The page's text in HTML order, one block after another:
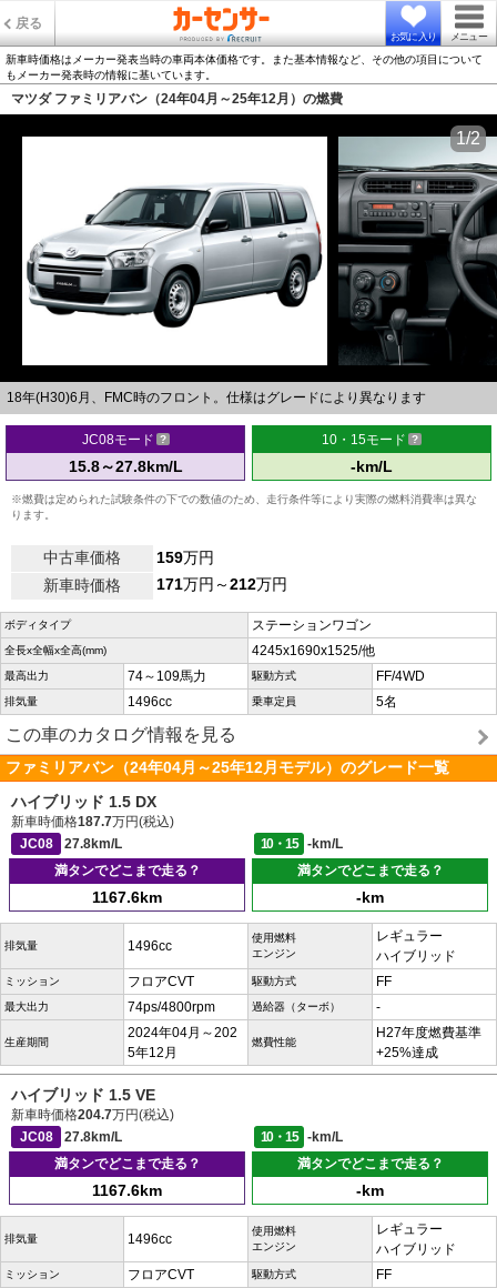
戻る
お気に入り メニュー
新車時価格はメーカー発表当時の車両本体価格です。また基本情報など、その他の項目について
もメーカー発表時の情報に基いています。
マツダ ファミリアバン（24年04月～25年12月）の燃費
18年(H30)6月、FMC時のフロント。仕様はグレードにより異なります
1/2
JC08モード
15.8～27.8km/L
10・15モード
-km/L
※燃費は定められた試験条件の下での数値のため、走行条件等により実際の燃料消費率は異な
ります。
中古車価格 159万円
新車時価格
171万円～212万円
ボディタイプ ステーションワゴン
全長x全幅x全高(mm) 4245x1690x1525/他
最高出力 74～109馬力 駆動方式 FF/4WD
排気量 1496cc 乗車定員 5名
この車のカタログ情報を見る
ファミリアバン（24年04月～25年12月モデル）のグレード一覧
ハイブリッド 1.5 DX
新車時価格187.7万円(税込)
JC08
27.8km/L 10・15
-km/L
満タンでどこまで走る？
1167.6km
満タンでどこまで走る？
-km
排気量 1496cc
使用燃料
エンジン
レギュラー
ハイブリッド
ミッション フロアCVT 駆動方式 FF
最大出力 74ps/4800rpm 過給器（ターボ） -
生産期間
2024年04月～202
5年12月
燃費性能
H27年度燃費基準
+25%達成
ハイブリッド 1.5 VE
新車時価格204.7万円(税込)
JC08
27.8km/L 10・15
-km/L
満タンでどこまで走る？
1167.6km
満タンでどこまで走る？
-km
排気量 1496cc
使用燃料
エンジン
レギュラー
ハイブリッド
ミッション フロアCVT 駆動方式 FF